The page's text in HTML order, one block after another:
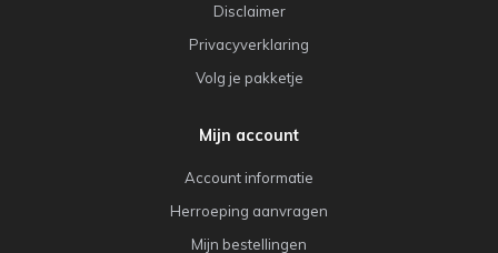
Disclaimer
Privacyverklaring
Volg je pakketje
Mijn account
Account informatie
Herroeping aanvragen
Mijn bestellingen